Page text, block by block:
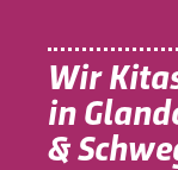
Wir
in
&